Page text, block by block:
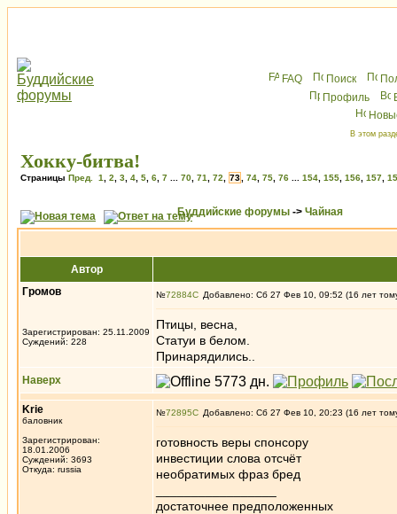
FAQ Поиск
Профиль
В этом
Хокку-битва!
Страницы Пред. 1 2 3 4 5 6 7 70 71 72 73 74 75 76 154 155 156 157
Буддийские форумы -> Чайная
Автор
Громов
Зарегистрирован: 25.11.2009
Суждений: 228
№72884 Добавлено: Сб 27 Фев 10, 09:52 (16 лет
Птицы, весна,
Статуи в белом.
Принарядились..
Наверх
Krie
баловник
Зарегистрирован:
18.01.2006
Суждений: 3693
Откуда: russia
№72895 Добавлено: Сб 27 Фев 10, 20:23 (16 лет
готовность веры спонсору
инвестиции слова отсчёт
необратимых фраз бред
достаточнее предположенных